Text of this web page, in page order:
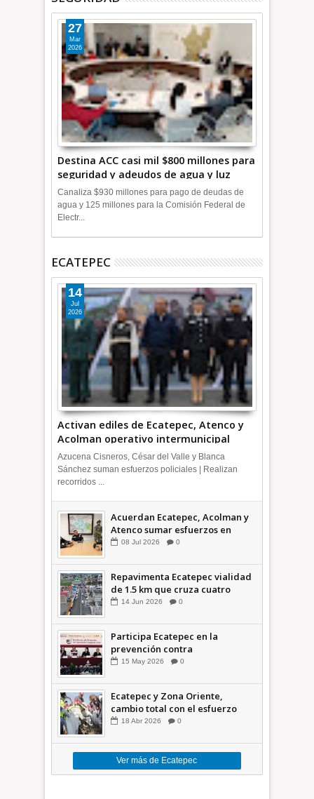
Destina ACC casi mil $800 millones para
seguridad y adeudos de agua y luz
+Video
27
Mar
2026
Canaliza $930 millones para pago de deudas de
agua y 125 millones para la Comisión Federal de
Electr...
ECATEPEC
Activan ediles de Ecatepec, Atenco y
Acolman operativo intermunicipal
14
Jul
2026
Azucena Cisneros, César del Valle y Blanca
Sánchez suman esfuerzos policiales | Realizan
recorridos ...
Acuerdan Ecatepec, Acolman y
Atenco sumar esfuerzos en
seguridad
08 Jul 2026 0
Repavimenta Ecatepec vialidad
de 1.5 km que cruza cuatro
comunidades +Video
14 Jun 2026 0
Participa Ecatepec en la
prevención contra
inundaciones en el Valle de
15 May 2026 0
Ecatepec y Zona Oriente,
cambio total con el esfuerzo
conjunto: Azucena; retiran 21
18 Abr 2026 0
Ver más de Ecatepec